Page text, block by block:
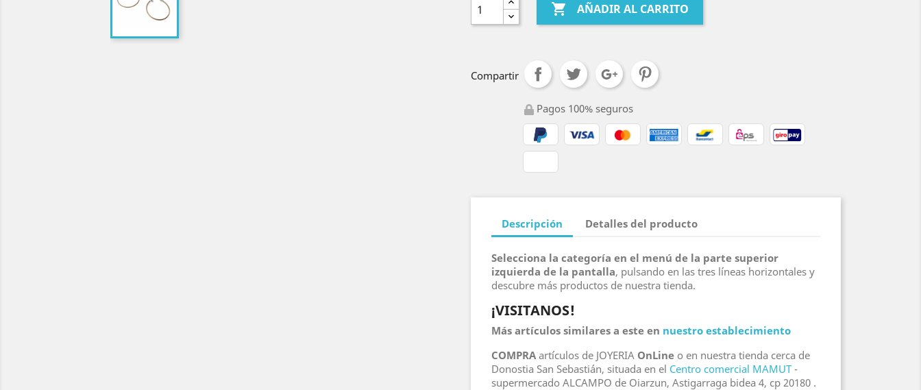
 AÑADIR AL CARRITO
Compartir
Pagos 100% seguros
Descripción Detalles del producto
Selecciona la categoría en el menú de la parte superior
izquierda de la pantalla, pulsando en las tres líneas horizontales y
descubre más productos de nuestra tienda.
¡VISITANOS!
Más artículos similares a este en nuestro establecimiento
COMPRA artículos de JOYERIA OnLine o en nuestra tienda cerca de
Donostia San Sebastián, situada en el Centro comercial MAMUT-
supermercado ALCAMPO de Oiarzun, Astigarraga bidea 4, cp 20180 .